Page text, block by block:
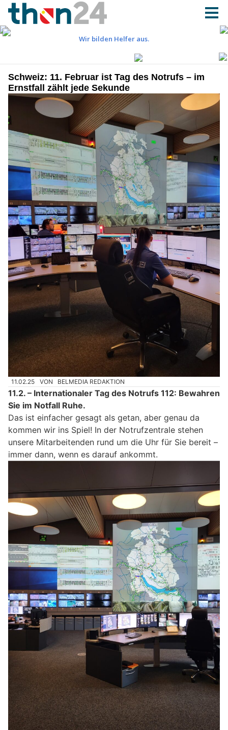
Schweiz: 11. Februar ist Tag des Notrufs – im
Ernstfall zählt jede Sekunde
11.02.25 VON BELMEDIA REDAKTION
11.2. – Internationaler Tag des Notrufs 112: Bewahren
Sie im Notfall Ruhe.
Das ist einfacher gesagt als getan, aber genau da
kommen wir ins Spiel! In der Notrufzentrale stehen
unsere Mitarbeitenden rund um die Uhr für Sie bereit –
immer dann, wenn es darauf ankommt.